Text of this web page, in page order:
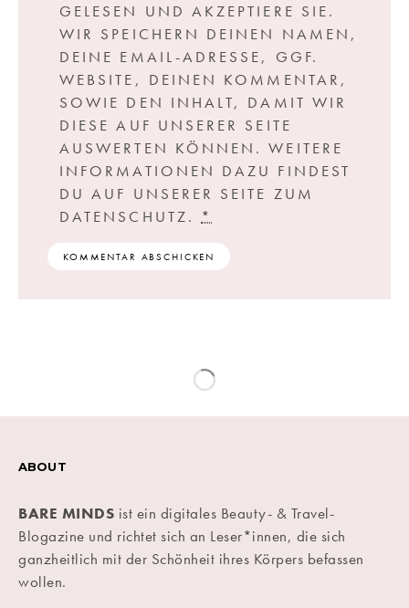
GELESEN UND AKZEPTIERE SIE.
WIR SPEICHERN DEINEN NAMEN,
DEINE EMAIL-ADRESSE, GGF.
WEBSITE, DEINEN KOMMENTAR,
SOWIE DEN INHALT, DAMIT WIR
DIESE AUF UNSERER SEITE
AUSWERTEN KÖNNEN. WEITERE
INFORMATIONEN DAZU FINDEST
DU AUF UNSERER SEITE ZUM
DATENSCHUTZ. *
ABOUT
BARE MINDS ist ein digitales Beauty- & Travel-
Blogazine und richtet sich an Leser*innen, die sich
ganzheitlich mit der Schönheit ihres Körpers befassen
wollen.